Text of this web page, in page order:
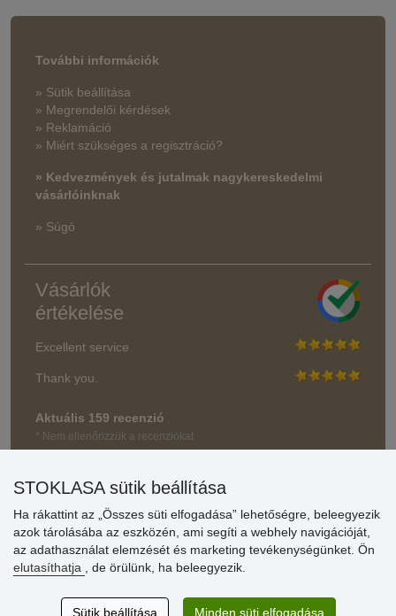
További információk
» Sütik beállítása
» Megrendelői kérdések
» Reklamáció
» Miért szükséges a regisztráció?
» Kedvezmények és jutalmak nagykereskedelmi
vásárlóinknak
» Súgó
Vásárlók
értékelése
Excellent service
Thank you.
Aktuális 159 recenzió
* Nem ellenőrizzük a recenziókat
STOKLASA sütik beállítása
Ha rákattint az „Összes süti elfogadása” lehetőségre, beleegyezik
azok tárolásába az eszközén, ami segíti a webhely navigációját,
az adathasználat elemzését és marketing tevékenységünket. Ön
elutasíthatja
, de örülünk, ha beleegyezik.
Sütik beállítása Minden süti elfogadása